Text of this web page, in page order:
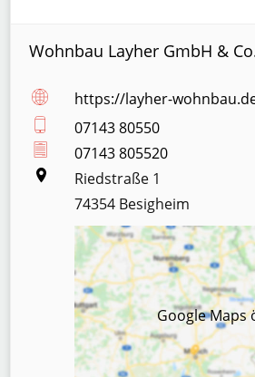
Wohnbau Layher GmbH &
https://layher-
07143 80550
07143 805520
Riedstraße 1
74354 Besigheim
Google Maps